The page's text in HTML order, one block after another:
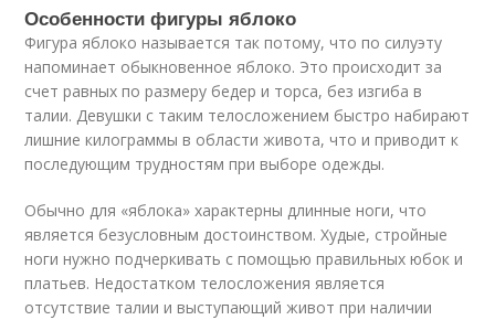
Особенности фигуры яблоко
Фигура яблоко называется так потому, что по силуэту
напоминает обыкновенное яблоко. Это происходит за
счет равных по размеру бедер и торса, без изгиба в
талии. Девушки с таким телосложением быстро набирают
лишние килограммы в области живота, что и приводит к
последующим трудностям при выборе одежды.
Обычно для «яблока» характерны длинные ноги, что
является безусловным достоинством. Худые, стройные
ноги нужно подчеркивать с помощью правильных юбок и
платьев. Недостатком телосложения является
отсутствие талии и выступающий живот при наличии